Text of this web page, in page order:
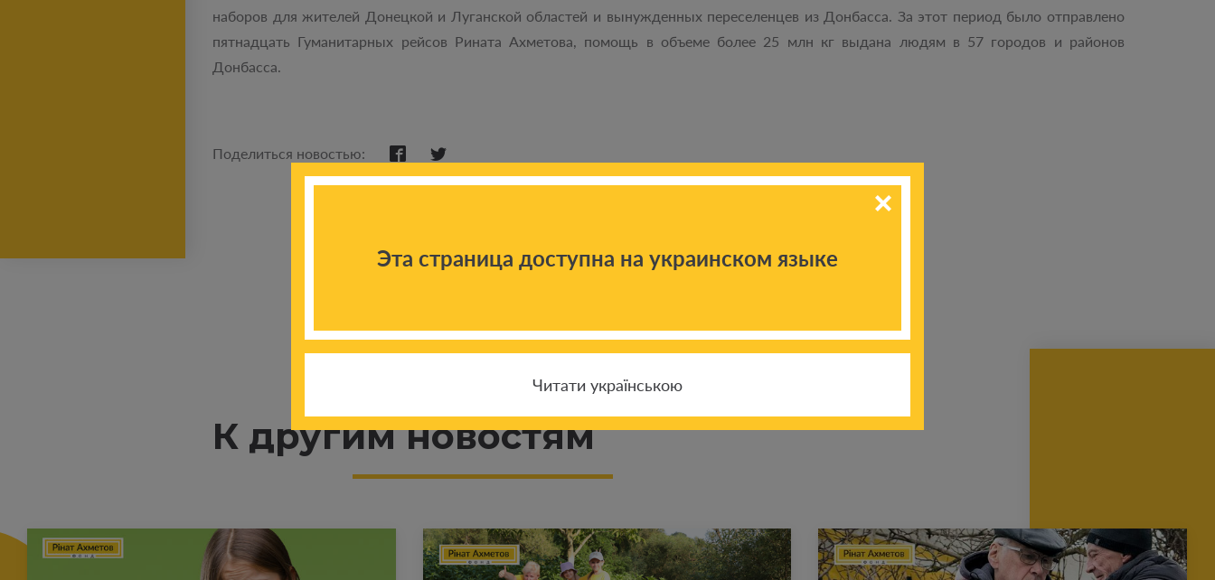
наборов для жителей Донецкой и Луганской областей и вынужденных переселенцев из Донбасса. За этот период было отправлено
пятнадцать Гуманитарных рейсов Рината Ахметова, помощь в объеме более 25 млн кг выдана людям в 57 городов и районов
Донбасса.
Поделиться новостью:
К другим новостям
Эта страница доступна на украинском языке
Читати українською